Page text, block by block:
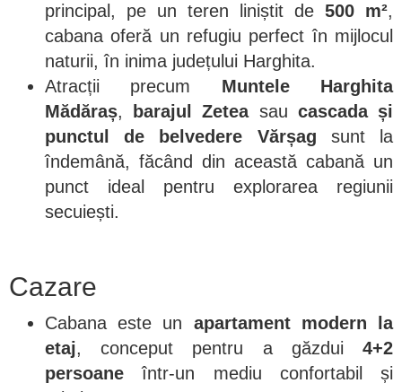
principal, pe un teren liniștit de 500 m²,
cabana oferă un refugiu perfect în mijlocul
naturii, în inima județului Harghita.
Atracții precum Muntele Harghita
Mădăraș, barajul Zeteasau cascada și
punctul de belvedere Vărșag sunt la
îndemână, făcând din această cabană un
punct ideal pentru explorarea regiunii
secuiești.
Cazare
Cabana este un apartament modern la
etaj, conceput pentru a găzdui 4+2
persoane într-un mediu confortabil și